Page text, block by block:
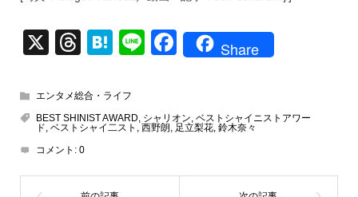
X
T
e
a
d
s
H
e
n
Li
F
e
o
Share
エンタメ総合・ライフ
BEST SHINIST AWARD, シャリオン, ベストシャイニストアワー
ド, ベストシャイ二スト , 西野朗, 足立梨花, 鈴木奈々
コメント: 0